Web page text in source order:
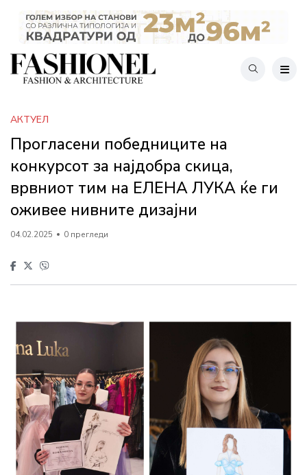
АКТУЕЛ
Прогласени победниците на
конкурсот за најдобра скица,
врвниот тим на ЕЛЕНА ЛУКА ќе ги
оживее нивните дизајни
04.02.2025 0 прегледи